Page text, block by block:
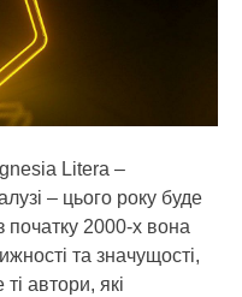
Litera –
– цього року буде
початку 2000-х вона
та значущості,
автори, які